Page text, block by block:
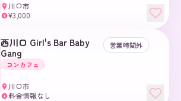
川口市
¥ ¥3,000
西川口 Girl's Bar Baby
Gang
営業時間外
コンカフェ
川口市
¥ 料金情報なし